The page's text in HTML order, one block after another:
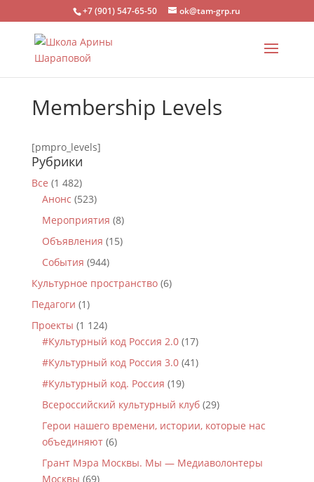
+7 (901) 547-65-50 ok@tam-grp.ru
Membership Levels
[pmpro_levels]
Рубрики
Все (1 482)
Анонс (523)
Мероприятия (8)
Объявления (15)
События (944)
Культурное пространство(6)
Педагоги (1)
Проекты (1 124)
#Культурный код Россия 2.0(17)
#Культурный код Россия 3.0(41)
#Культурный код. Россия (19)
Всероссийский культурный клуб(29)
Герои нашего времени, истории, которые нас
объединяют(6)
Грант Мэра Москвы. Мы — Медиаволонтеры
Москвы (69)